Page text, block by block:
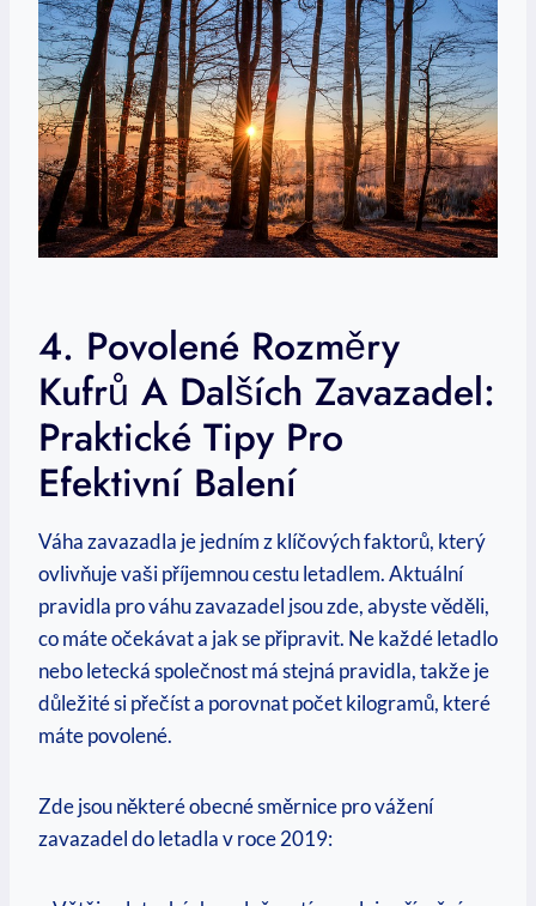
4. Povolené Rozměry
Kufrů A Dalších Zavazadel:
Praktické Tipy Pro
Efektivní Balení
Váha zavazadla je jedním z klíčových faktorů, který
ovlivňuje vaši příjemnou cestu letadlem. Aktuální
pravidla pro váhu zavazadel jsou zde, abyste věděli,
co máte očekávat a jak se připravit. Ne každé letadlo
nebo letecká společnost má stejná pravidla, takže je
důležité si přečíst a porovnat počet kilogramů, které
máte povolené.
Zde jsou některé obecné směrnice pro vážení
zavazadel do letadla v roce 2019: